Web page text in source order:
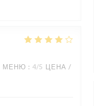
МЕНЮ : 4/5 ЦЕНА /